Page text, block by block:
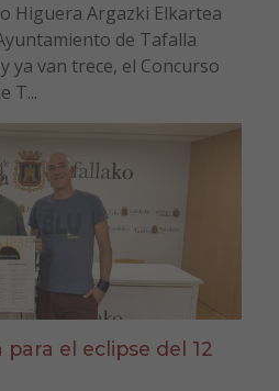
Higuera Argazki Elkartea
de Tafalla
ya van trece, el Concurso
T...
el eclipse del 12